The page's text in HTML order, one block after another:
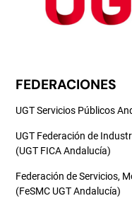
FEDERACIONES
UGT Servicios Públicos
UGT Federación de
(UGT FICA Andalucía)
Federación de Servicios,
(FeSMC UGT Andalucía)